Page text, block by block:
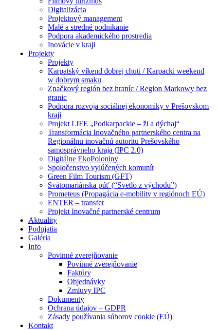
Digitalizácia
Projektový management
Malé a stredné podnikanie
Podpora akademického prostredia
Inovácie v kraji
Projekty
Projekty
Karpatský víkend dobrej chuti / Karpacki weekend
w dobrym smaku
Značkový región bez hraníc / Region Markowy bez
granic
Podpora rozvoja sociálnej ekonomiky v Prešovskom
kraji
Projekt LIFE „Podkarpackie – ži a dýchaj“
Transformácia Inovačného partnerského centra na
Regionálnu inovačnú autoritu Prešovského
samosprávneho kraja (IPC 2.0)
Digitálne EkoPoloniny
Spoločenstvo vylúčených komunít
Green Film Tourism (GFT)
Svätomariánska púť (“Svetlo z východu”)
Prometeus (Propagácia e-mobility v regiónoch EÚ)
ENTER – transfer
Projekt Inovačné partnerské centrum
Aktuality
Podujatia
Galéria
Info
Povinné zverejňovanie
Povinné zverejňovanie
Faktúry
Objednávky
Zmluvy IPC
Dokumenty
Ochrana údajov – GDPR
Zásady používania súborov cookie (EÚ)
Kontakt